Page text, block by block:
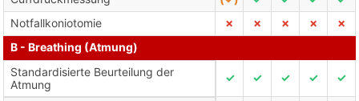
Notfallkoniotomie
✗ ✗ ✗ ✗
✗
B - Breathing (Atmung)
Standardisierte Beurteilung der
Atmung
✓ ✓ ✓ ✓ ✓